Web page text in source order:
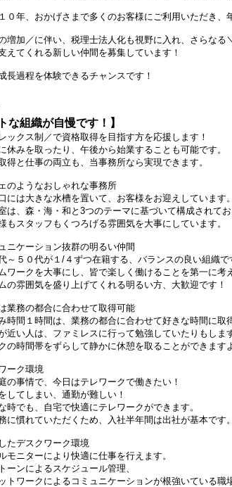
０年、おかげさまで多くのお客様にご利用いただき、
増加／に伴い、税理士法人化も視野に入れ、さらなる
えてくれる新しい仲間を募集しています！
長過程を体験できるチャンスです！
な組織が自慢です！】
ックス制／で資格取得を目指す方を応援します！
を取ったり、午後から始業することも可能です。
仕事の両立も、当事務所なら実現できます。
のようなおしゃれな事務所
大きな水槽を置いて、お客様をお迎えしています。
森・海・和と3つのテーマに基づいて構成されてお
タッフもくつろげる雰囲気を大事にしています。
ニケーション抜群の明るい仲間
０代が１/４ずつ在籍する、バランスの良い組織で
クを大事にし、皆で楽しく働けることを第一に考え
囲気を盛り上げてくれる明るい方、大歓迎です！
業務の都合に合わせて取得可能
１時間は、業務の都合に合わせて好きな時間に取得
人は、ファミレスに行って勉強していたりもします
間帯をずらして静かに休憩を取ることができます
ーク環境
情で、今日はテレワークで働きたい！
しまい、通勤が難しい！
も、自宅で快適にテレワークができます。
れていただくため、入社半年間は出社が基本です。
たデスクワーク環境
ターにより快適に仕事を行えます。
によるスケジュール管理、
ークによるコミュニケーションが根強いている職場